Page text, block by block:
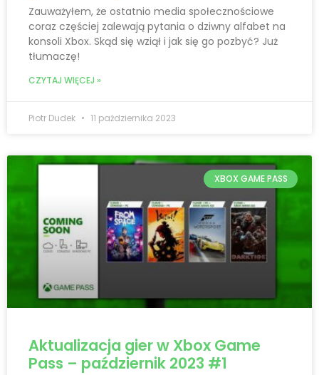
Zauważyłem, że ostatnio media społecznościowe
coraz częściej zalewają pytania o dziwny alfabet na
konsoli Xbox. Skąd się wziął i jak się go pozbyć? Już
tłumaczę!
CZYTAJ WIĘCEJ »
Piotr Dudek 11 października 2023
XBOX GAME PASS
Aktualizacja gier w Xbox Game
Pass – październik 2023 #1